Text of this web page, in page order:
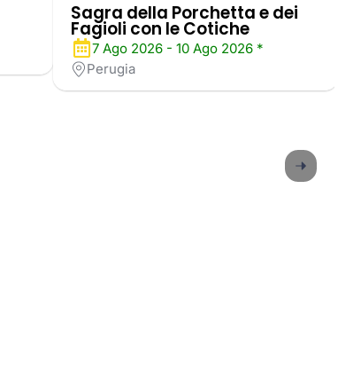
Sagra della Porchetta e dei
Fagioli con le Cotiche
7 Ago 2026 - 10 Ago 2026 *
Perugia